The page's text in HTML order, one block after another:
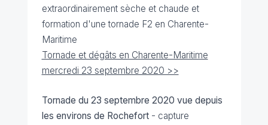
extraordinairement sèche et chaude et
formation d'une tornade F2 en Charente-
Maritime
Tornade et dégâts en Charente-Maritime
mercredi 23 septembre 2020 >>
Tornade du 23 septembre 2020 vue depuis
les environs de Rochefort - capture